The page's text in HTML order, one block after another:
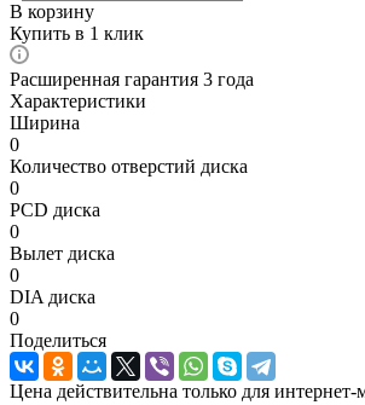
В корзину
Купить в 1 клик
Расширенная гарантия 3 года
Характеристики
Ширина
0
Количество отверстий диска
0
PCD диска
0
Вылет диска
0
DIA диска
0
Поделиться
Цена действительна только для